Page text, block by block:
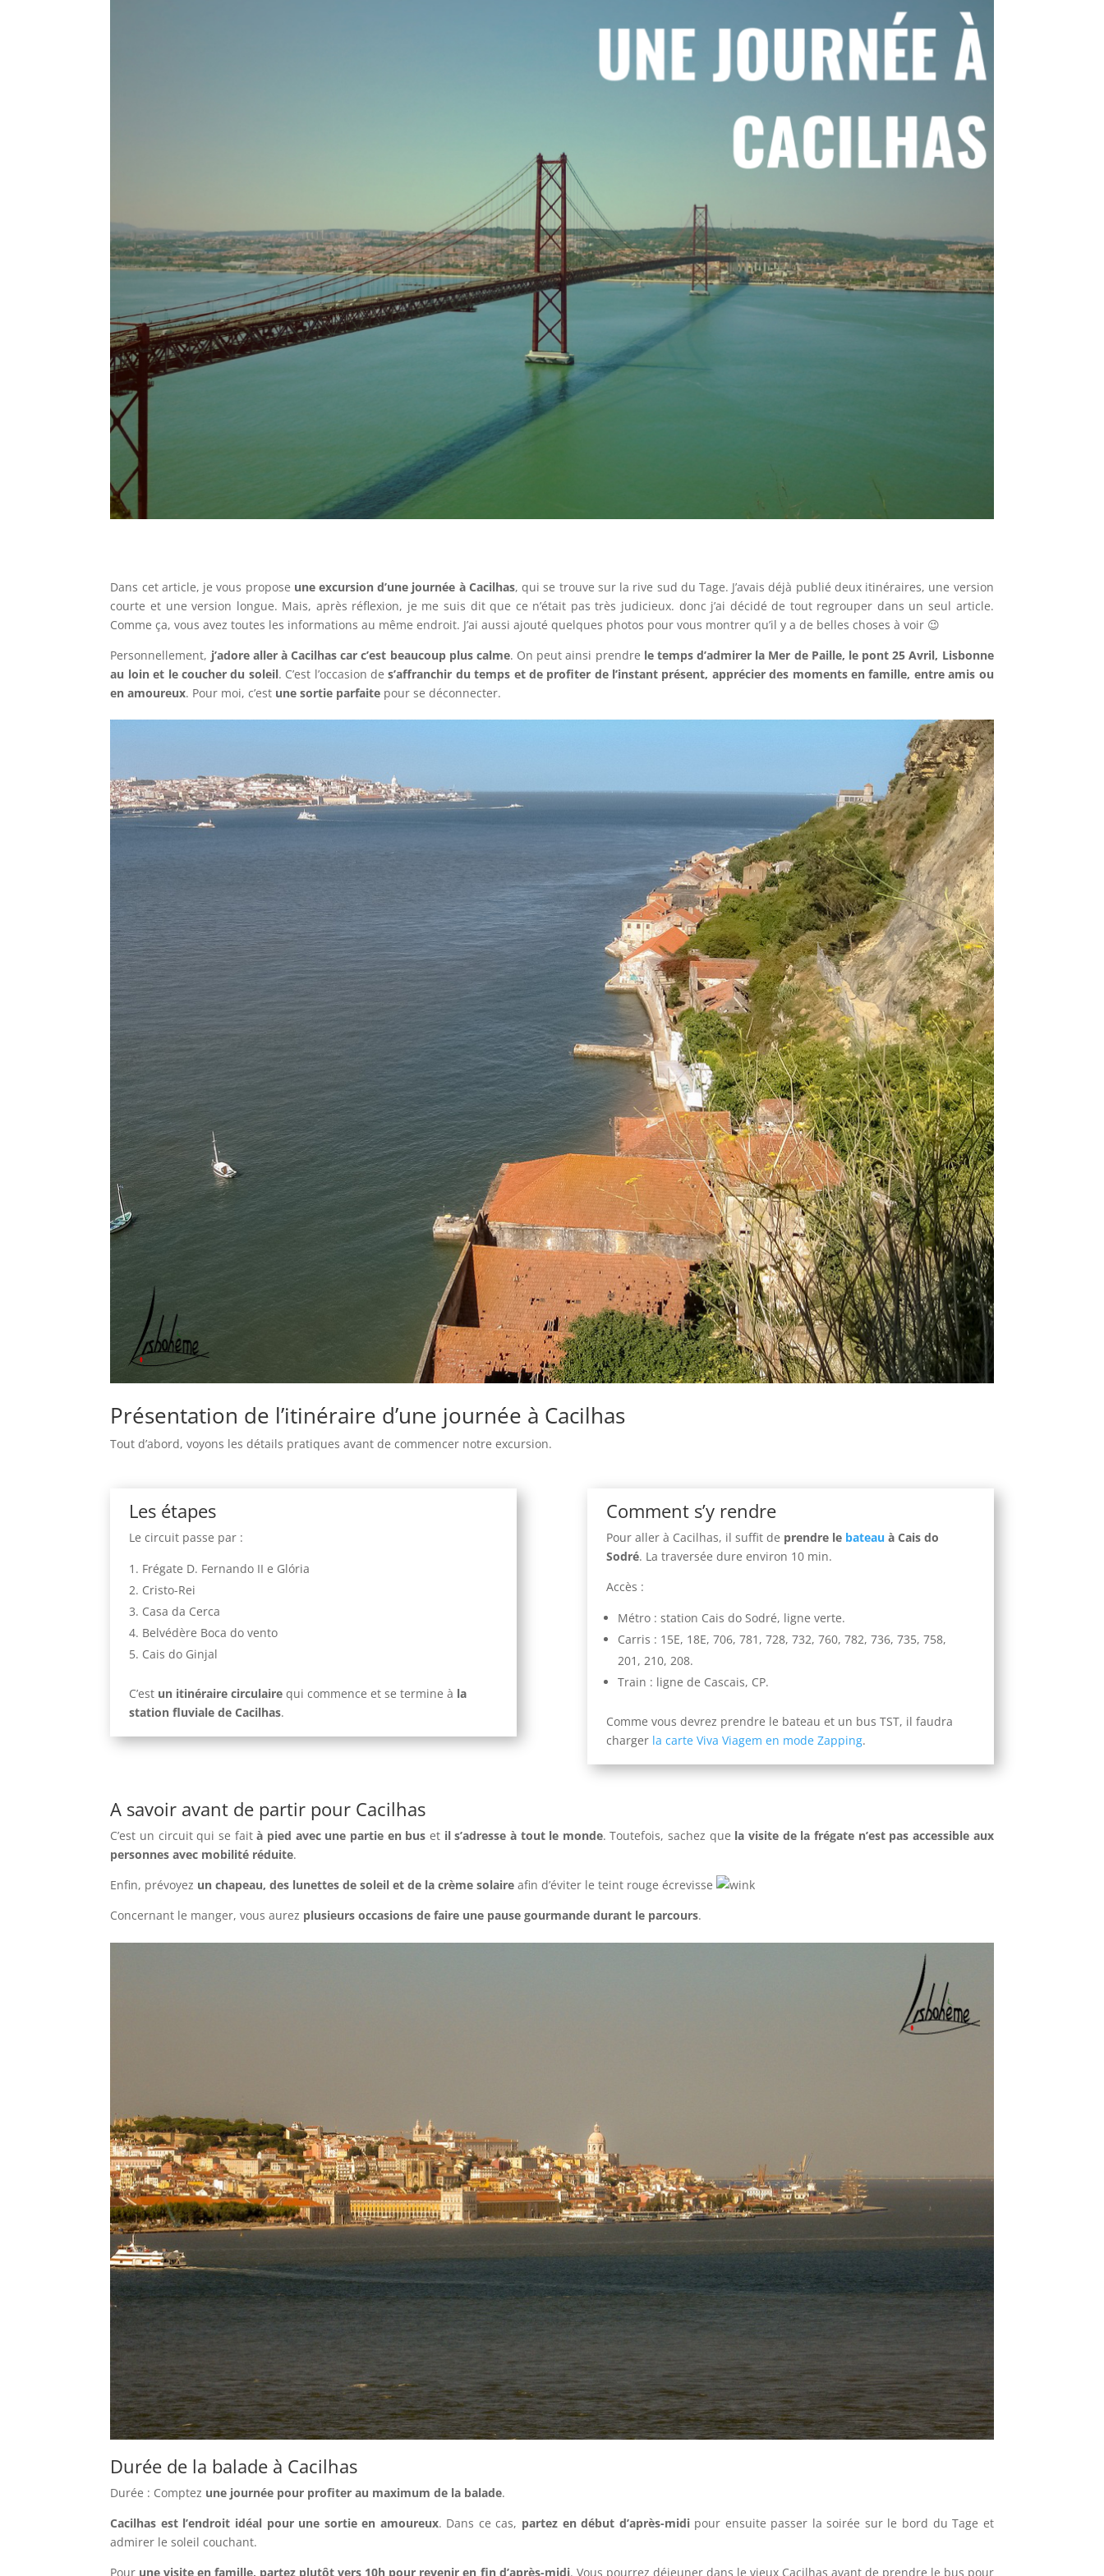
Dans cet article, je vous propose une excursion d’une journée à Cacilhas, qui se trouve sur la rive sud du Tage. J’avais déjà publié deux itinéraires, une version
courte et une version longue. Mais, après réflexion, je me suis dit que ce n’était pas très judicieux. donc j’ai décidé de tout regrouper dans un seul article.
Comme ça, vous avez toutes les informations au même endroit. J’ai aussi ajouté quelques photos pour vous montrer qu’il y a de belles choses à voir 😉
Personnellement, j’adore aller à Cacilhas car c’est beaucoup plus calme. On peut ainsi prendre le temps d’admirer la Mer de Paille, le pont 25 Avril, Lisbonne
au loin et le coucher du soleil. C’est l’occasion des’affranchir du temps et de profiter de l’instant présent, apprécier des moments en famille, entre amis ou
en amoureux. Pour moi, c’est une sortie parfaite pour se déconnecter.
Présentation de l’itinéraire d’une journée à Cacilhas
Tout d’abord, voyons les détails pratiques avant de commencer notre excursion.
Les étapes
Le circuit passe par :
Frégate D. Fernando II e Glória
Cristo-Rei
Casa da Cerca
Belvédère Boca do vento
Cais do Ginjal
C’est un itinéraire circulaire qui commence et se termine à la
station fluviale de Cacilhas.
Comment s’y rendre
Pour aller à Cacilhas, il suffit de prendre le bateau à Cais do
Sodré. La traversée dure environ 10 min.
Accès :
Métro : station Cais do Sodré, ligne verte.
Carris : 15E, 18E, 706, 781, 728, 732, 760, 782, 736, 735, 758,
201, 210, 208.
Train : ligne de Cascais, CP.
Comme vous devrez prendre le bateau et un bus TST, il faudra
charger la carte Viva Viagem en mode Zapping.
A savoir avant de partir pour Cacilhas
C’est un circuit qui se faità pied avec une partie en bus et il s’adresse à tout le monde. Toutefois, sachez que la visite de la frégate n’est pas accessible aux
personnes avec mobilité réduite.
Enfin, prévoyez un chapeau, des lunettes de soleil et de la crème solaire afin d’éviter le teint rouge écrevisse
Concernant le manger, vous aurez plusieurs occasions de faire une pause gourmande durant le parcours.
Durée de la balade à Cacilhas
Durée : Comptez une journée pour profiter au maximum de la balade.
Cacilhas est l’endroit idéal pour une sortie en amoureux. Dans ce cas, partez en début d’après-midipour ensuite passer la soirée sur le bord du Tage et
admirer le soleil couchant.
Pour une visite en famille, partez plutôt vers 10h pour revenir en fin d’après-midi. Vous pourrez déjeuner dans le vieux Cacilhas avant de prendre le bus pour